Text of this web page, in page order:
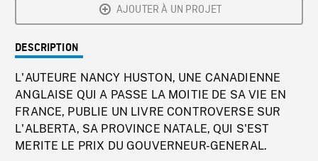
AJOUTER À UN PROJET
DESCRIPTION
L'AUTEURE NANCY HUSTON, UNE CANADIENNE
ANGLAISE QUI A PASSE LA MOITIE DE SA VIE EN
FRANCE, PUBLIE UN LIVRE CONTROVERSE SUR
L'ALBERTA, SA PROVINCE NATALE, QUI S'EST
MERITE LE PRIX DU GOUVERNEUR-GENERAL.